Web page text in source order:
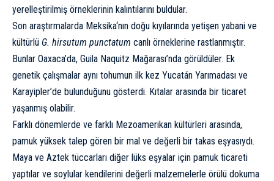
yerelleştirilmiş örneklerinin kalıntılarını buldular.
Son araştırmalarda Meksika‘nın doğu kıyılarında yetişen yabani ve
kültürlü G. hirsutum punctatum canlı örneklerine rastlanmıştır.
Bunlar Oaxaca’da, Guila Naquitz Mağarası’nda görüldüler. Ek
genetik çalışmalar aynı tohumun ilk kez Yucatán Yarımadası ve
Karayipler’de bulunduğunu gösterdi. Kıtalar arasında bir ticaret
yaşanmış olabilir.
Farklı dönemlerde ve farklı Mezoamerikan kültürleri arasında,
pamuk yüksek talep gören bir mal ve değerli bir takas eşyasıydı.
Maya ve Aztek tüccarları diğer lüks eşyalar için pamuk ticareti
yaptılar ve soylular kendilerini değerli malzemelerle örülü dokuma